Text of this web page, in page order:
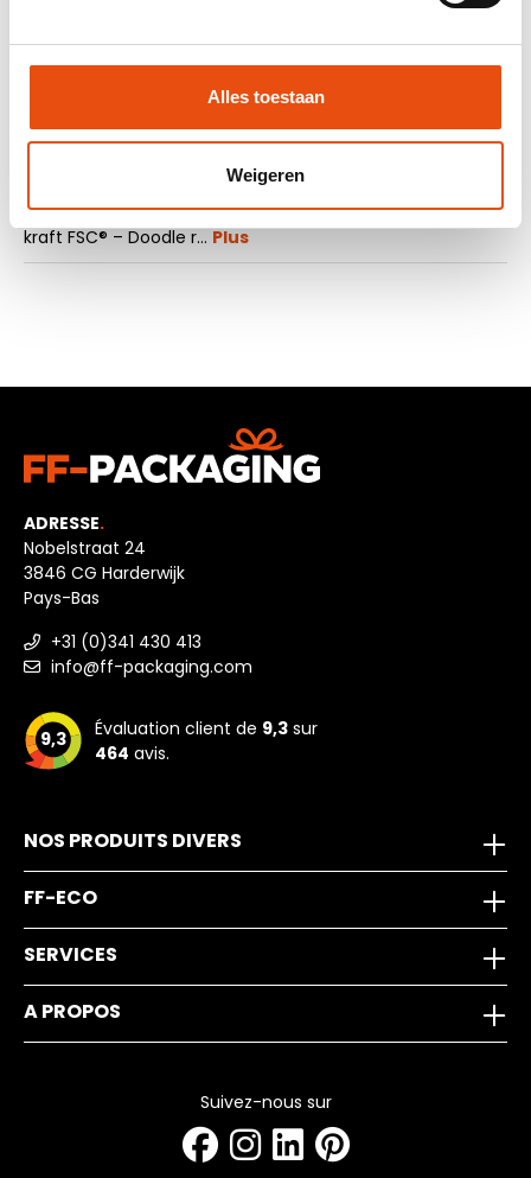
Alles toestaan
Weigeren
La description
Voulez vous commandez des sacs en papier kraft bon
marché et écologique? Choissisez les sacs en papier
kraft FSC® – Doodle r… Plus
ADRESSE.
Nobelstraat 24
3846 CG Harderwijk
Pays-Bas
+31 (0)341 430 413
info@ff-packaging.com
9,3 Évaluation client de 9,3 sur
464 avis.
NOS PRODUITS DIVERS
FF-ECO
SERVICES
A PROPOS
Suivez-nous sur